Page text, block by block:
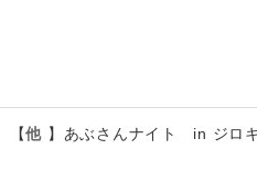
【他 】 あぶさんナイト in ジロ